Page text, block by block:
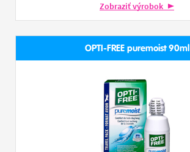
Zobraziť výrobok
OPTI-FREE puremoist 90ml